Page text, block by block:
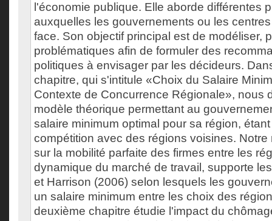
l'économie publique. Elle aborde différentes
auxquelles les gouvernements ou les
face. Son objectif principal est de modéliser,
problématiques afin de formuler des
politiques à envisager par les décideurs.
chapitre, qui s'intitule «Choix du Salaire
Contexte de Concurrence Régionale», nous
modèle théorique permettant au
salaire minimum optimal pour sa région,
compétition avec des régions voisines.
sur la mobilité parfaite des firmes entre les
dynamique du marché de travail, supporte
et Harrison (2006) selon lesquels les
un salaire minimum entre les choix des
deuxième chapitre étudie l'impact du